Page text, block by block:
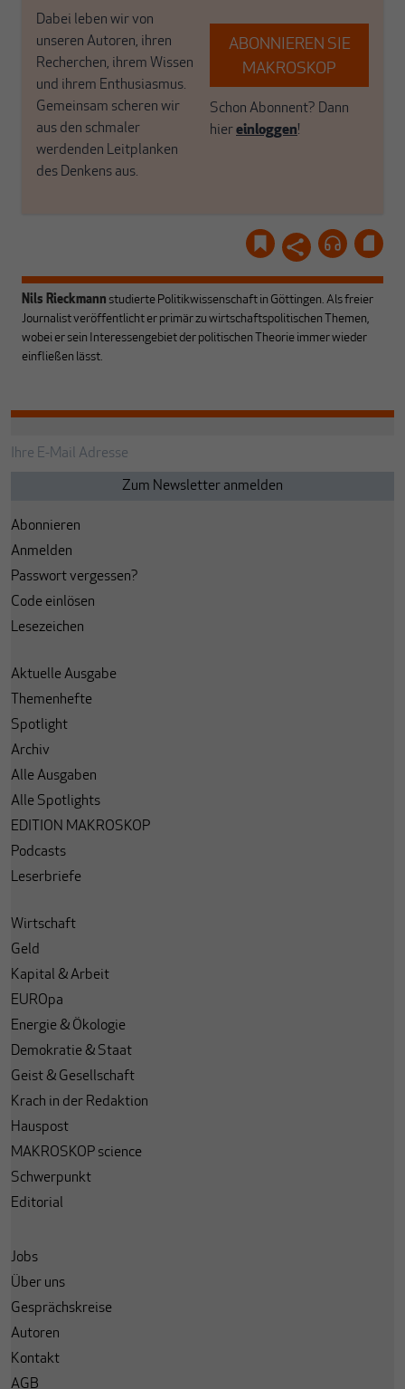
Dabei leben wir von
unseren Autoren, ihren
Recherchen, ihrem Wissen
und ihrem Enthusiasmus.
Gemeinsam scheren wir
aus den schmaler
werdenden Leitplanken
des Denkens aus.
ABONNIEREN SIE
MAKROSKOP
Schon Abonnent? Dann
hiereinloggen!
Nils Rieckmann studierte Politikwissenschaft in Göttingen. Als freier
Journalist veröffentlicht er primär zu wirtschaftspolitischen Themen,
wobei er sein Interessengebiet der politischen Theorie immer wieder
einfließen lässt.
Abonnieren
Anmelden
Passwort vergessen?
Code einlösen
Lesezeichen
Aktuelle Ausgabe
Themenhefte
Spotlight
Archiv
Alle Ausgaben
Alle Spotlights
EDITION MAKROSKOP
Podcasts
Leserbriefe
Wirtschaft
Geld
Kapital & Arbeit
EUROpa
Energie & Ökologie
Demokratie & Staat
Geist & Gesellschaft
Krach in der Redaktion
Hauspost
MAKROSKOP science
Schwerpunkt
Editorial
Jobs
Über uns
Gesprächskreise
Autoren
Kontakt
AGB